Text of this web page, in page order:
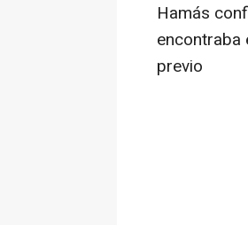
Hamás
encontraba
previo